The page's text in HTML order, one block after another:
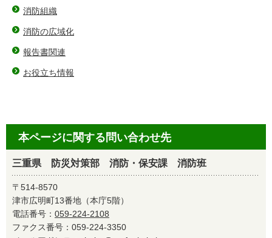
消防組織
消防の広域化
報告書関連
お役立ち情報
本ページに関する問い合わせ先
三重県 防災対策部 消防・保安課 消防班
〒514-8570
津市広明町13番地（本庁5階）
電話番号： 059-224-2108
ファクス番号：059-224-3350